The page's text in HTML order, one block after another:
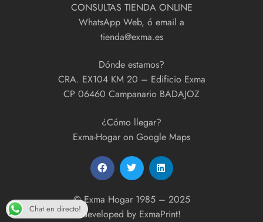
CONSULTAS TIENDA ONLINE
WhatsApp Web, ó email a
tienda@exma.es
Dónde estamos?
CRA. EX104 KM 20 – Edificio Exma
CP 06460 Campanario BADAJOZ
¿Cómo llegar?
Exma-Hogar on Google Maps
© Exma Hogar 1985 – 2025
developed by ExmaPrint!
Chat en directo!